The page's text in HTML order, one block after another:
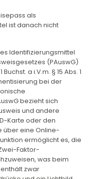
als
ist danach nicht
Identifizierungsmittel
(PAuswG)
a i.V.m. § 15 Abs. 1
bei der
bezieht sich
und andere
Karte oder den
über eine Online-
ermöglicht es, die
Faktor-
was beim
zwar